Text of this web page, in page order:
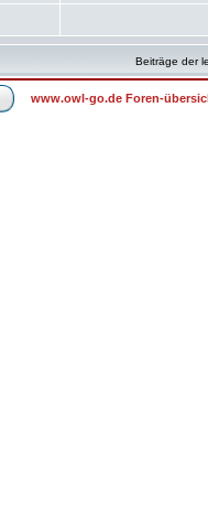
Beiträge der
www.owl-go.de Foren-